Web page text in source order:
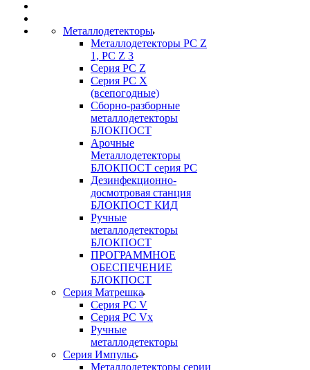
Металлодетекторы
Металлодетекторы РС Z
1, PC Z 3
Серия РС Z
Серия РС X
(всепогодные)
Сборно-разборные
металлодетекторы
БЛОКПОСТ
Арочные
Металлодетекторы
БЛОКПОСТ серия РС
Дезинфекционно-
досмотровая станция
БЛОКПОСТ КИД
Ручные
металлодетекторы
БЛОКПОСТ
ПРОГРАММНОЕ
ОБЕСПЕЧЕНИЕ
БЛОКПОСТ
Серия Матрешка
Серия PC V
Серия PC Vx
Ручные
металлодетекторы
Серия Импульс
Металлодетекторы серии